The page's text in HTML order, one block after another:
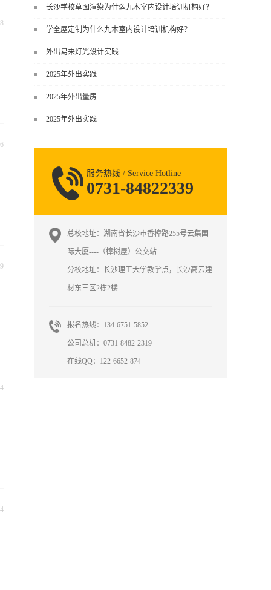
直接用于工作的东西，不是泛泛而
谈，而是从规范、软件、材料、施工
烟、照明、材料耐脏耐磨• 办公空间：
水...
长沙学校草图渲染为什么九木室内设计培训机构好？
学全屋定制为什么九木室内设计培训机构好？
外出易来灯光设计实践
2025年外出实践
2025年外出量房
2025年外出实践
服务热线 / Service Hotline
0731-84822339
总校地址：湖南省长沙市香樟路255号云集国
际大厦----（樟树屋）公交站
分校地址：长沙理工大学教学点，长沙高云建
材东三区2栋2楼
报名热线：134-6751-5852
公司总机：0731-8482-2319
在线QQ：122-6652-874